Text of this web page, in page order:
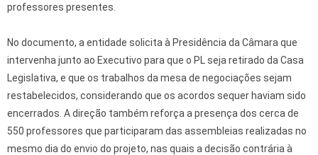
professores presentes.
No documento, a entidade solicita à Presidência da Câmara que
intervenha junto ao Executivo para que o PL seja retirado da Casa
Legislativa, e que os trabalhos da mesa de negociações sejam
restabelecidos, considerando que os acordos sequer haviam sido
encerrados. A direção também reforça a presença dos cerca de
550 professores que participaram das assembleias realizadas no
mesmo dia do envio do projeto, nas quais a decisão contrária à